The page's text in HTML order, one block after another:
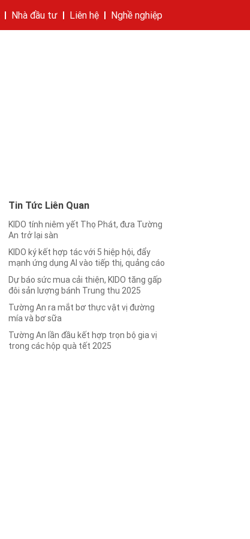
Nhà đầu tư Liên hệ Nghề nghiệp
Tin Tức Liên Quan
KIDO tính niêm yết Thọ Phát, đưa Tường
An trở lại sàn
KIDO ký kết hợp tác với 5 hiệp hội, đẩy
mạnh ứng dụng AI vào tiếp thị, quảng cáo
Dự báo sức mua cải thiện, KIDO tăng gấp
đôi sản lượng bánh Trung thu 2025
Tường An ra mắt bơ thực vật vị đường
mía và bơ sữa
Tường An lần đầu kết hợp trọn bộ gia vị
trong các hộp quà tết 2025